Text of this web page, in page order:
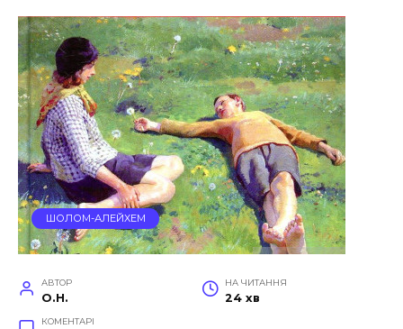
ШОЛОМ-АЛЕЙХЕМ
АВТОР
O.H.
НА ЧИТАННЯ
24 хв
КОМЕНТАРІ